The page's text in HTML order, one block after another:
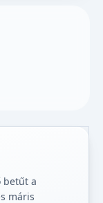
betűt a
máris